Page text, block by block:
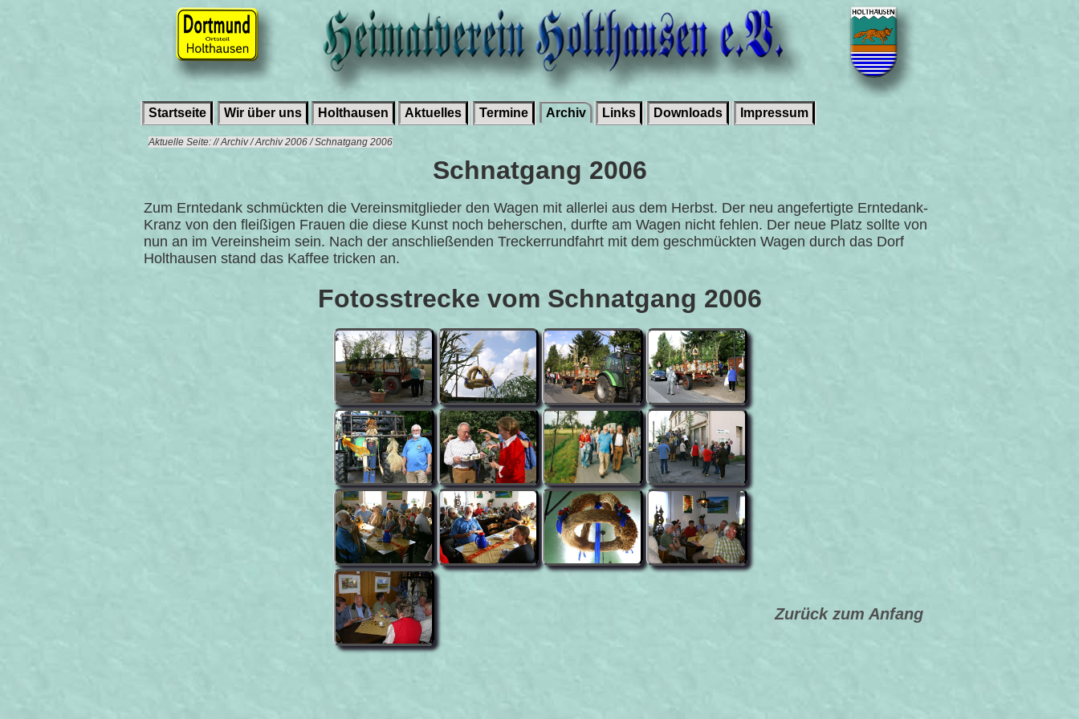
Startseite Wir über uns Holthausen Aktuelles Termine Archiv Links Downloads Impressum
Aktuelle Seite: // Archiv / Archiv 2006 / Schnatgang 2006
Schnatgang 2006
Zum Erntedank schmückten die Vereinsmitglieder den Wagen mit allerlei aus dem Herbst. Der neu angefertigte Erntedank-
Kranz von den fleißigen Frauen die diese Kunst noch beherschen, durfte am Wagen nicht fehlen. Der neue Platz sollte von
nun an im Vereinsheim sein. Nach der anschließenden Treckerrundfahrt mit dem geschmückten Wagen durch das Dorf
Holthausen stand das Kaffee tricken an.
Fotosstrecke vom Schnatgang 2006
Zurück zum Anfang